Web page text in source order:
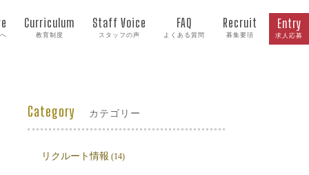
Curriculum
教育制度
Staff Voice
スタッフの声
FAQ
よくある質問
Recruit
募集要項
Entry
求人応募
Category カテゴリー
リクルート情報 (14)